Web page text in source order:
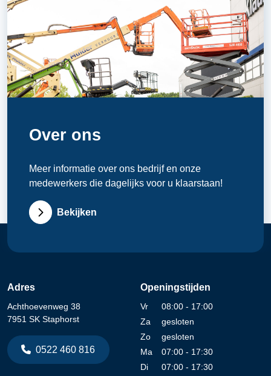
Over ons
Meer informatie over ons bedrijf en onze
medewerkers die dagelijks voor u klaarstaan!
Bekijken
Adres
Achthoevenweg 38
7951 SK Staphorst
0522 460 816
Openingstijden
Vr
08:00 - 17:00
Za
gesloten
Zo
gesloten
Ma
07:00 - 17:30
Di
07:00 - 17:30